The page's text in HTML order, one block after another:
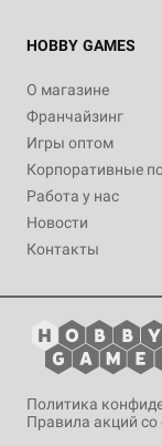
HOBBY GAMES
О магазине
Франчайзинг
Игры оптом
Корпоративные
Работа у нас
Новости
Контакты
Политика
Правила акций со